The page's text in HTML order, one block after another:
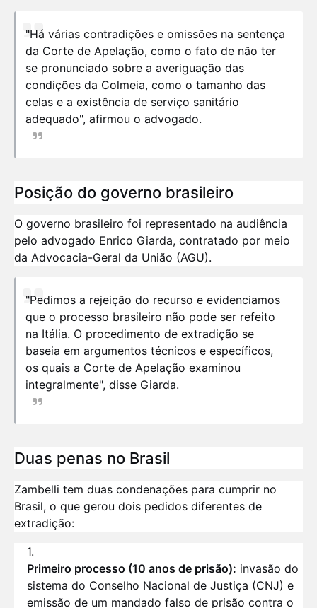
"Há várias contradições e omissões na sentença
da Corte de Apelação, como o fato de não ter
se pronunciado sobre a averiguação das
condições da Colmeia, como o tamanho das
celas e a existência de serviço sanitário
adequado", afirmou o advogado.
Posição do governo brasileiro
O governo brasileiro foi representado na audiência
pelo advogado Enrico Giarda, contratado por meio
da Advocacia-Geral da União (AGU).
"Pedimos a rejeição do recurso e evidenciamos
que o processo brasileiro não pode ser refeito
na Itália. O procedimento de extradição se
baseia em argumentos técnicos e específicos,
os quais a Corte de Apelação examinou
integralmente", disse Giarda.
Duas penas no Brasil
Zambelli tem duas condenações para cumprir no
Brasil, o que gerou dois pedidos diferentes de
extradição:
Primeiro processo (10 anos de prisão): invasão do
sistema do Conselho Nacional de Justiça (CNJ) e
emissão de um mandado falso de prisão contra o